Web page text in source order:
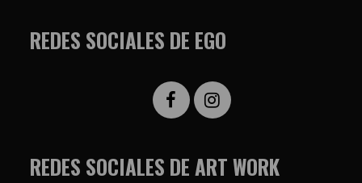
REDES SOCIALES DE EGO
REDES SOCIALES DE ART WORK